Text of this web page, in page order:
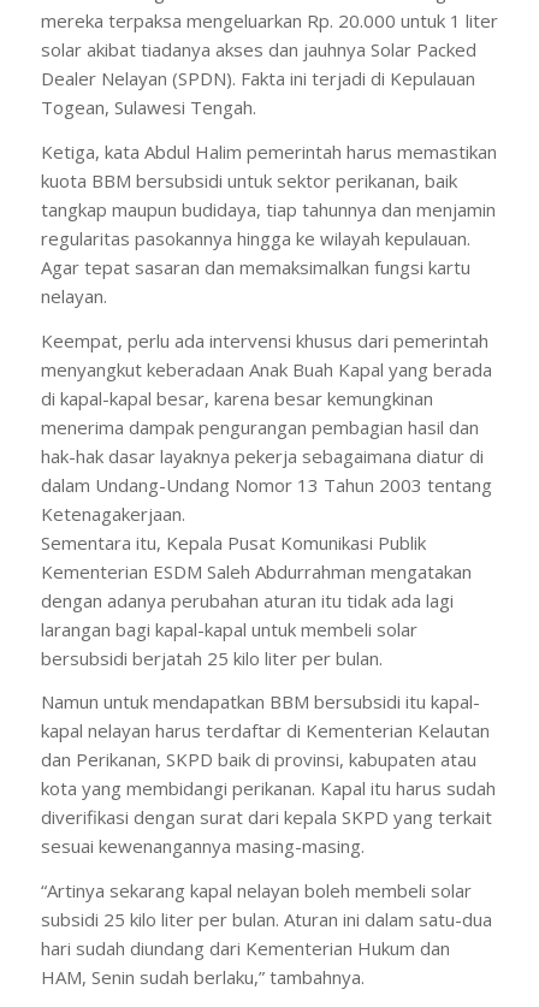
mereka terpaksa mengeluarkan Rp. 20.000 untuk 1 liter
solar akibat tiadanya akses dan jauhnya Solar Packed
Dealer Nelayan (SPDN). Fakta ini terjadi di Kepulauan
Togean, Sulawesi Tengah.
Ketiga, kata Abdul Halim pemerintah harus memastikan
kuota BBM bersubsidi untuk sektor perikanan, baik
tangkap maupun budidaya, tiap tahunnya dan menjamin
regularitas pasokannya hingga ke wilayah kepulauan.
Agar tepat sasaran dan memaksimalkan fungsi kartu
nelayan.
Keempat, perlu ada intervensi khusus dari pemerintah
menyangkut keberadaan Anak Buah Kapal yang berada
di kapal-kapal besar, karena besar kemungkinan
menerima dampak pengurangan pembagian hasil dan
hak-hak dasar layaknya pekerja sebagaimana diatur di
dalam Undang-Undang Nomor 13 Tahun 2003 tentang
Ketenagakerjaan.
Sementara itu, Kepala Pusat Komunikasi Publik
Kementerian ESDM Saleh Abdurrahman mengatakan
dengan adanya perubahan aturan itu tidak ada lagi
larangan bagi kapal-kapal untuk membeli solar
bersubsidi berjatah 25 kilo liter per bulan.
Namun untuk mendapatkan BBM bersubsidi itu kapal-
kapal nelayan harus terdaftar di Kementerian Kelautan
dan Perikanan, SKPD baik di provinsi, kabupaten atau
kota yang membidangi perikanan. Kapal itu harus sudah
diverifikasi dengan surat dari kepala SKPD yang terkait
sesuai kewenangannya masing-masing.
“Artinya sekarang kapal nelayan boleh membeli solar
subsidi 25 kilo liter per bulan. Aturan ini dalam satu-dua
hari sudah diundang dari Kementerian Hukum dan
HAM, Senin sudah berlaku,” tambahnya.